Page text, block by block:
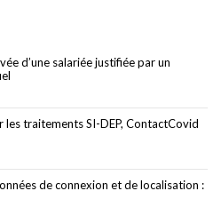
d’une salariée justifiée par un
les traitements SI-DEP, ContactCovid
de connexion et de localisation :